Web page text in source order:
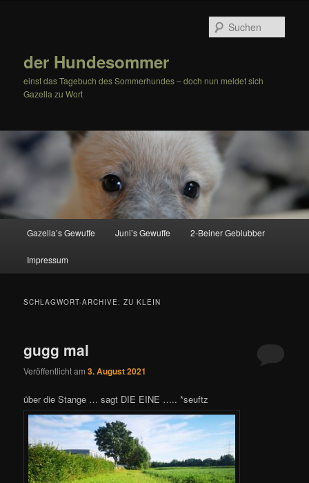
der Hundesommer
einst das Tagebuch des Sommerhundes – doch nun meldet sich
Gazella zu Wort
Gazella’s Gewuffe Juni’s Gewuffe 2-Beiner Geblubber
Impressum
SCHLAGWORT-ARCHIVE:ZU KLEIN
gugg mal
Veröffentlicht am3. August 2021
über die Stange … sagt DIE EINE ….. *seuftz